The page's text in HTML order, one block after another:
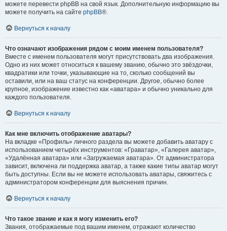
можете перевести phpBB на свой язык. Дополнительную информацию вы
можете получить на сайте phpBB®.
Вернуться к началу
Что означают изображения рядом с моим именем пользователя?
Вместе с именем пользователя могут присутствовать два изображения.
Одно из них может относиться к вашему званию, обычно это звёздочки,
квадратики или точки, указывающие на то, сколько сообщений вы
оставили, или на ваш статус на конференции. Другое, обычно более
крупное, изображение известно как «аватара» и обычно уникально для
каждого пользователя.
Вернуться к началу
Как мне включить отображение аватары?
На вкладке «Профиль» личного раздела вы можете добавить аватару с
использованием четырёх инструментов: «Граватар», «Галерея аватар»,
«Удалённая аватара» или «Загружаемая аватара». От администратора
зависит, включена ли поддержка аватар, а также какие типы аватар могут
быть доступны. Если вы не можете использовать аватары, свяжитесь с
администратором конференции для выяснения причин.
Вернуться к началу
Что такое звание и как я могу изменить его?
Звания, отображаемые под вашим именем, отражают количество